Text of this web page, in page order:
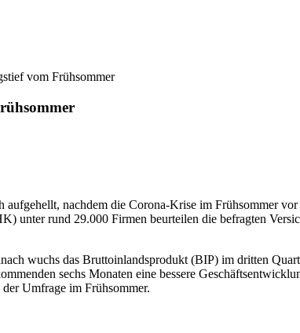
vom Frühsommer
nachdem die Corona-Krise im Frühsommer
unter rund 29.000 Firmen beurteilen die befragten
wuchs das Bruttoinlandsprodukt (BIP) im dritten
sechs Monaten eine bessere
Umfrage im Frühsommer.